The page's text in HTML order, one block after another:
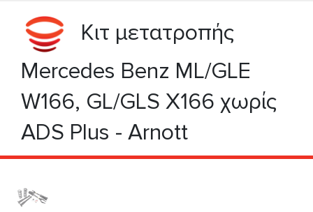
Κιτ μετατροπής
Mercedes Benz ML/GLE
W166, GL/GLS X166 χωρίς
ADS Plus - Arnott